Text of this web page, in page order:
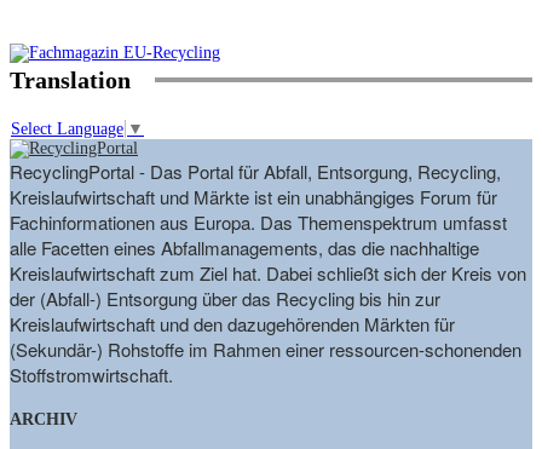
Translation
Select Language ▼
RecyclingPortal - Das Portal für Abfall, Entsorgung, Recycling,
Kreislaufwirtschaft und Märkte ist ein unabhängiges Forum für
Fachinformationen aus Europa. Das Themenspektrum umfasst
alle Facetten eines Abfallmanagements, das die nachhaltige
Kreislaufwirtschaft zum Ziel hat. Dabei schließt sich der Kreis von
der (Abfall-) Entsorgung über das Recycling bis hin zur
Kreislaufwirtschaft und den dazugehörenden Märkten für
(Sekundär-) Rohstoffe im Rahmen einer ressourcen-schonenden
Stoffstromwirtschaft.
ARCHIV